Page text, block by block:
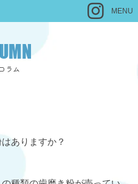
MENU
ラム
ありますか？